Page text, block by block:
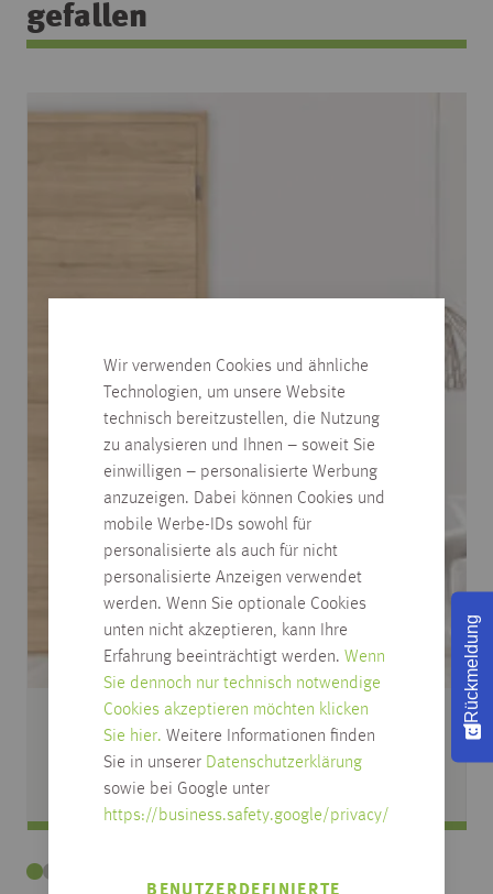
Wir verwenden Cookies und ähnliche
Technologien, um unsere Website
technisch bereitzustellen, die Nutzung
zu analysieren und Ihnen – soweit Sie
einwilligen – personalisierte Werbung
anzuzeigen. Dabei können Cookies und
mobile Werbe-IDs sowohl für
personalisierte als auch für nicht
personalisierte Anzeigen verwendet
werden. Wenn Sie optionale Cookies
unten nicht akzeptieren, kann Ihre
Erfahrung beeinträchtigt werden. Wenn
Sie dennoch nur technisch notwendige
Cookies akzeptieren möchten klicken
Sie hier. Weitere Informationen finden
Sie in unserer Datenschutzerklärung
sowie bei Google unter
https://business.safety.google/privacy/
BENUTZERDEFINIERTE
gefallen
TÜREN & TÜRBESCHLÄGE
Rückmeldung